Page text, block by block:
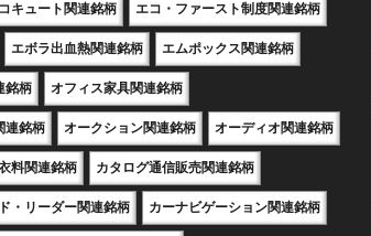
キュート関連銘柄 エコ・ファースト制度関連銘柄
エボラ出血熱関連銘柄 エムポックス関連銘柄
銘柄 オフィス家具関連銘柄
連銘柄 オークション関連銘柄 オーディオ関連銘柄
料関連銘柄 カタログ通信販売関連銘柄
・リーダー関連銘柄 カーナビゲーション関連銘柄